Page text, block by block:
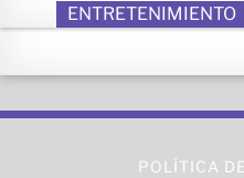
ENTRETENIMIENTO
POLÍTICA